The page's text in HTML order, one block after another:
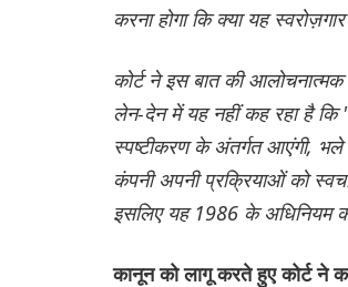
करना होगा कि क्या यह
कोर्ट ने इस बात की
लेन-देन में यह नहीं कह रहा है कि
स्पष्टीकरण के अंतर्गत आएंगी, भले
कंपनी अपनी प्रक्रियाओं को
इसलिए यह 1986 के अधिनियम
कानून को लागू करते हुए कोर्ट ने